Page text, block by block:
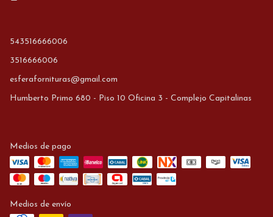
543516666006
3516666006
esferafornituras@gmail.com
Humberto Primo 680 - Piso 10 Oficina 3 - Complejo Capitalinas
Medios de pago
Medios de envío